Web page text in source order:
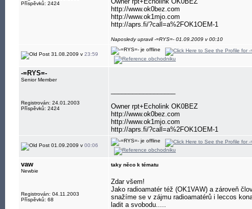
Příspěvků: 2424
http://www.ok0bez.com
http://www.ok1mjo.com
http://aprs.fi/?call=a%2FOK1OEM-1
Naposledy upravil -=RYS=- 01.09.2009 v 00:10
31.08.2009 v 23:59
-=RYS=-
Senior Member
Registrován: 24.01.2003
Příspěvků: 2424
Owner rpt+Echolink OK0BEZ
http://www.ok0bez.com
http://www.ok1mjo.com
http://aprs.fi/?call=a%2FOK1OEM-1
01.09.2009 v 00:06
vaw
Newbie
Registrován: 04.11.2003
Příspěvků: 68
taky něco k tématu
Zdar všem!
Jako radioamatér též (OK1VAW) a zároveň
snažíme se v zájmu radioamatérů i leccos
ladit a svobodu.....